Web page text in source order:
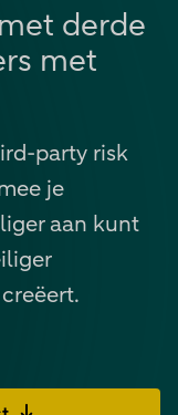
derde
met
party risk
je
aan kunt